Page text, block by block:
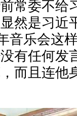
常委不给
然是习近
音乐会这
有任何发
而且连他